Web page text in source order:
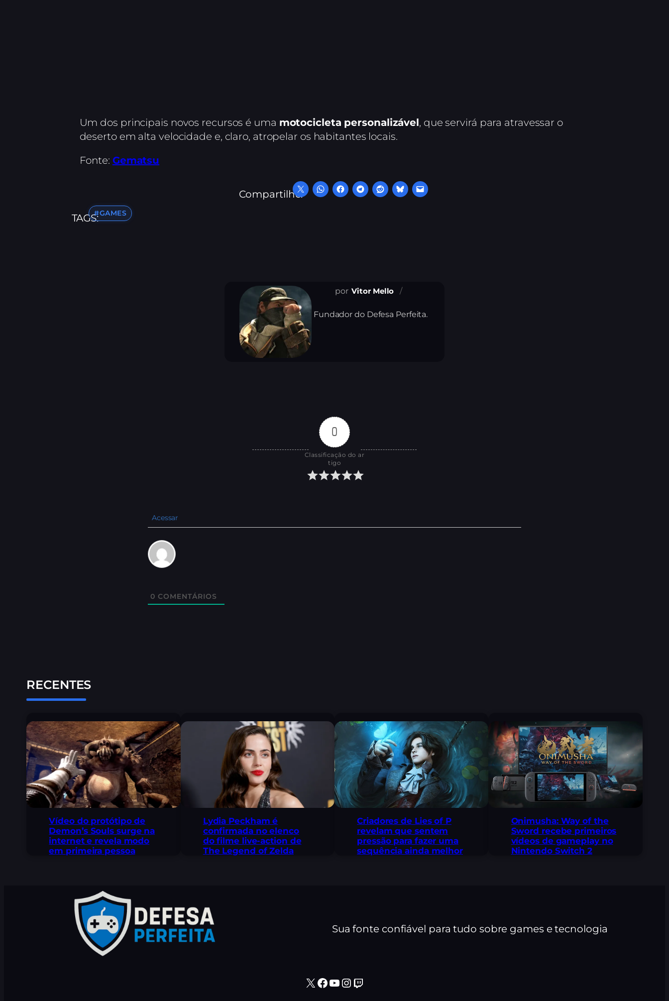
Um dos principais novos recursos é uma motocicleta personalizável, que servirá para atravessar o
deserto em alta velocidade e, claro, atropelar os habitantes locais.
Fonte: Gematsu
Compartilhe:
TAGS:#GAMES
Vitor Mello
Fundador do Defesa Perfeita.
0
Classificação do ar
tigo
Acessar
0 COMENTÁRIOS
RECENTES
Vídeo do protótipo de
Demon’s Souls surge na
internet e revela modo
em primeira pessoa
Lydia Peckham é
confirmada no elenco
do filme live-action de
The Legend of Zelda
Criadores de Lies of P
revelam que sentem
pressão para fazer uma
sequência ainda melhor
Onimusha: Way of the
Sword recebe primeiros
vídeos de gameplay no
Nintendo Switch 2
Sua fonte confiável para tudo sobre games e tecnologia
X Facebook Youtube Instagram Twitch